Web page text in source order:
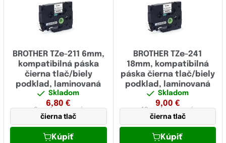
BROTHER TZe-211 6mm,
kompatibilná páska
čierna tlač/biely
podklad, laminovaná
Skladom
6,80 €
6 mmlaminovaná
čierna tlač
Kúpiť
BROTHER TZe-241
18mm, kompatibilná
páska čierna tlač/biely
podklad, laminovaná
Skladom
9,00 €
18 mmlaminovaná
čierna tlač
Kúpiť